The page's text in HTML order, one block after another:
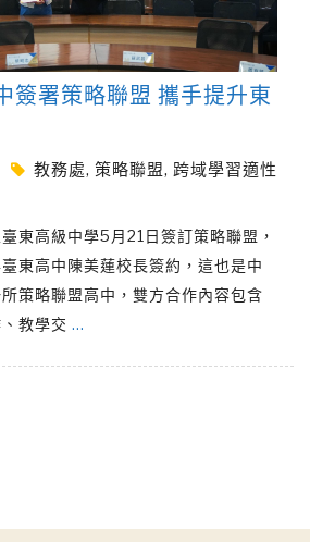
簽署策略聯盟 攜手提升東
教務處, 策略聯盟, 跨域學習適性
東高級中學5月21日簽訂策略聯盟，
東高中陳美蓮校長簽約，這也是中
策略聯盟高中，雙方合作內容包含
教學交 …